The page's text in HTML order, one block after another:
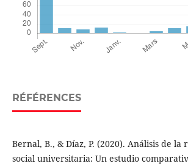
RÉFÉRENCES
Bernal, B., & Díaz, P. (2020). Análisis de la
social universitaria: Un estudio